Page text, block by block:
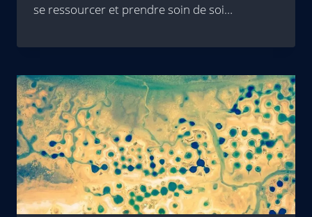
se ressourcer et prendre soin de soi…